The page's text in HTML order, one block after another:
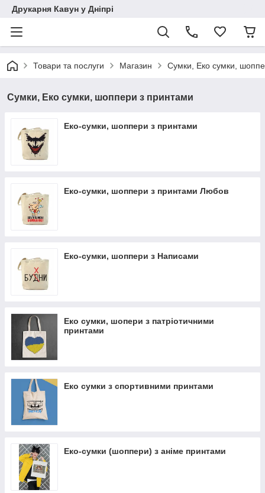
Друкарня Кавун у Дніпрі
Товари та послуги Магазин Сумки, Еко сумки,
Сумки, Еко сумки, шоппери з принтами
Еко-сумки, шоппери з принтами
Еко-сумки, шоппери з принтами Любов
Еко-сумки, шоппери з Написами
Еко сумки, шопери з патріотичними
принтами
Еко сумки з спортивними принтами
Еко-сумки (шоппери) з аніме принтами